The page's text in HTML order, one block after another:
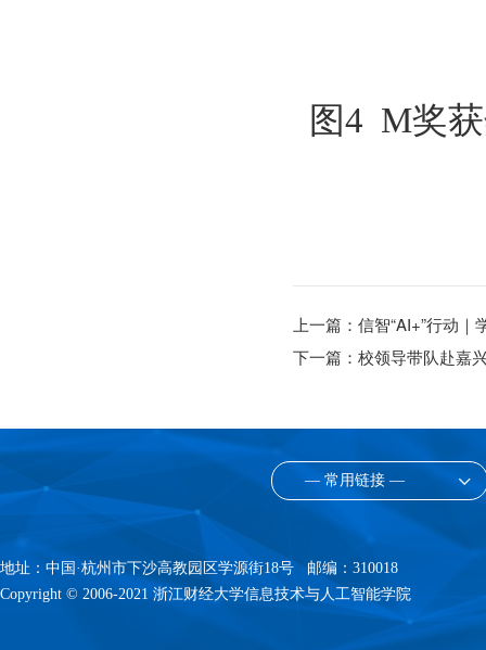
图4 M奖
上一篇： 信智“AI+”行动
下一篇： 校领导带队赴嘉
— 常用链接 —
地址：中国·杭州市下沙高教园区学源街18号 邮编：310018
Copyright © 2006-2021 浙江财经大学信息技术与人工智能学院